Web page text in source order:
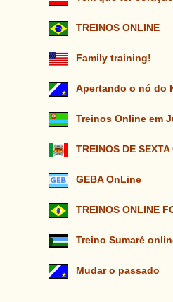
TREINOS ONLINE
Family training!
Apertando o nó do
Treinos Online em
TREINOS DE
GEBA OnLine
TREINOS ONLINE
Treino Sumaré
Mudar o passado